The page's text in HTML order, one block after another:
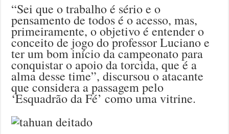
“Sei que o trabalho é sério e o
pensamento de todos é o acesso, mas,
primeiramente, o objetivo é entender o
conceito de jogo do professor Luciano e
ter um bom início da campeonato para
conquistar o apoio da torcida, que é a
alma desse time”, discursou o atacante
que considera a passagem pelo
‘Esquadrão da Fé’ como uma vitrine.